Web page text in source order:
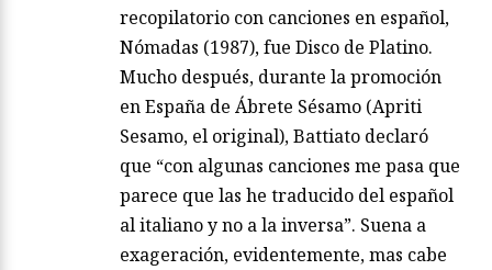
recopilatorio con canciones en español,
Nómadas (1987), fue Disco de Platino.
Mucho después, durante la promoción
en España de Ábrete Sésamo (Apriti
Sesamo, el original), Battiato declaró
que “con algunas canciones me pasa que
parece que las he traducido del español
al italiano y no a la inversa”. Suena a
exageración, evidentemente, mas cabe